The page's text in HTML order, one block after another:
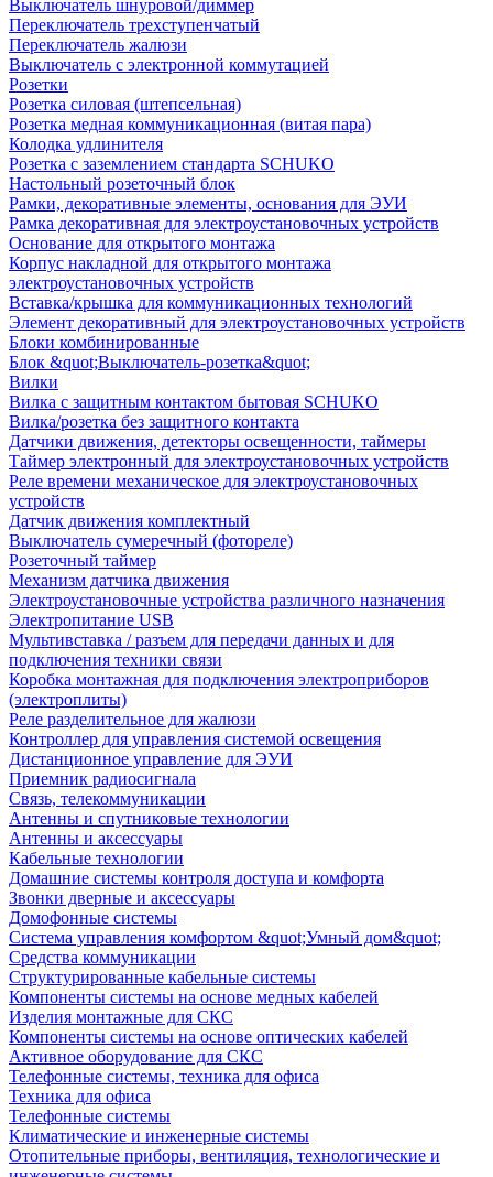
Выключатель шнуровой/диммер
Переключатель трехступенчатый
Переключатель жалюзи
Выключатель с электронной коммутацией
Розетки
Розетка силовая (штепсельная)
Розетка медная коммуникационная (витая пара)
Колодка удлинителя
Розетка с заземлением стандарта SCHUKO
Настольный розеточный блок
Рамки, декоративные элементы, основания для ЭУИ
Рамка декоративная для электроустановочных устройств
Основание для открытого монтажа
Корпус накладной для открытого монтажа
электроустановочных устройств
Вставка/крышка для коммуникационных технологий
Элемент декоративный для электроустановочных устройств
Блоки комбинированные
Блок &quot;Выключатель-розетка&quot;
Вилки
Вилка с защитным контактом бытовая SCHUKO
Вилка/розетка без защитного контакта
Датчики движения, детекторы освещенности, таймеры
Таймер электронный для электроустановочных устройств
Реле времени механическое для электроустановочных
устройств
Датчик движения комплектный
Выключатель сумеречный (фотореле)
Розеточный таймер
Механизм датчика движения
Электроустановочные устройства различного назначения
Электропитание USB
Мультивставка / разъем для передачи данных и для
подключения техники связи
Коробка монтажная для подключения электроприборов
(электроплиты)
Реле разделительное для жалюзи
Контроллер для управления системой освещения
Дистанционное управление для ЭУИ
Приемник радиосигнала
Связь, телекоммуникации
Антенны и спутниковые технологии
Антенны и аксессуары
Кабельные технологии
Домашние системы контроля доступа и комфорта
Звонки дверные и аксессуары
Домофонные системы
Система управления комфортом &quot;Умный дом&quot;
Средства коммуникации
Структурированные кабельные системы
Компоненты системы на основе медных кабелей
Изделия монтажные для СКС
Компоненты системы на основе оптических кабелей
Активное оборудование для СКС
Телефонные системы, техника для офиса
Техника для офиса
Телефонные системы
Климатические и инженерные системы
Отопительные приборы, вентиляция, технологические и